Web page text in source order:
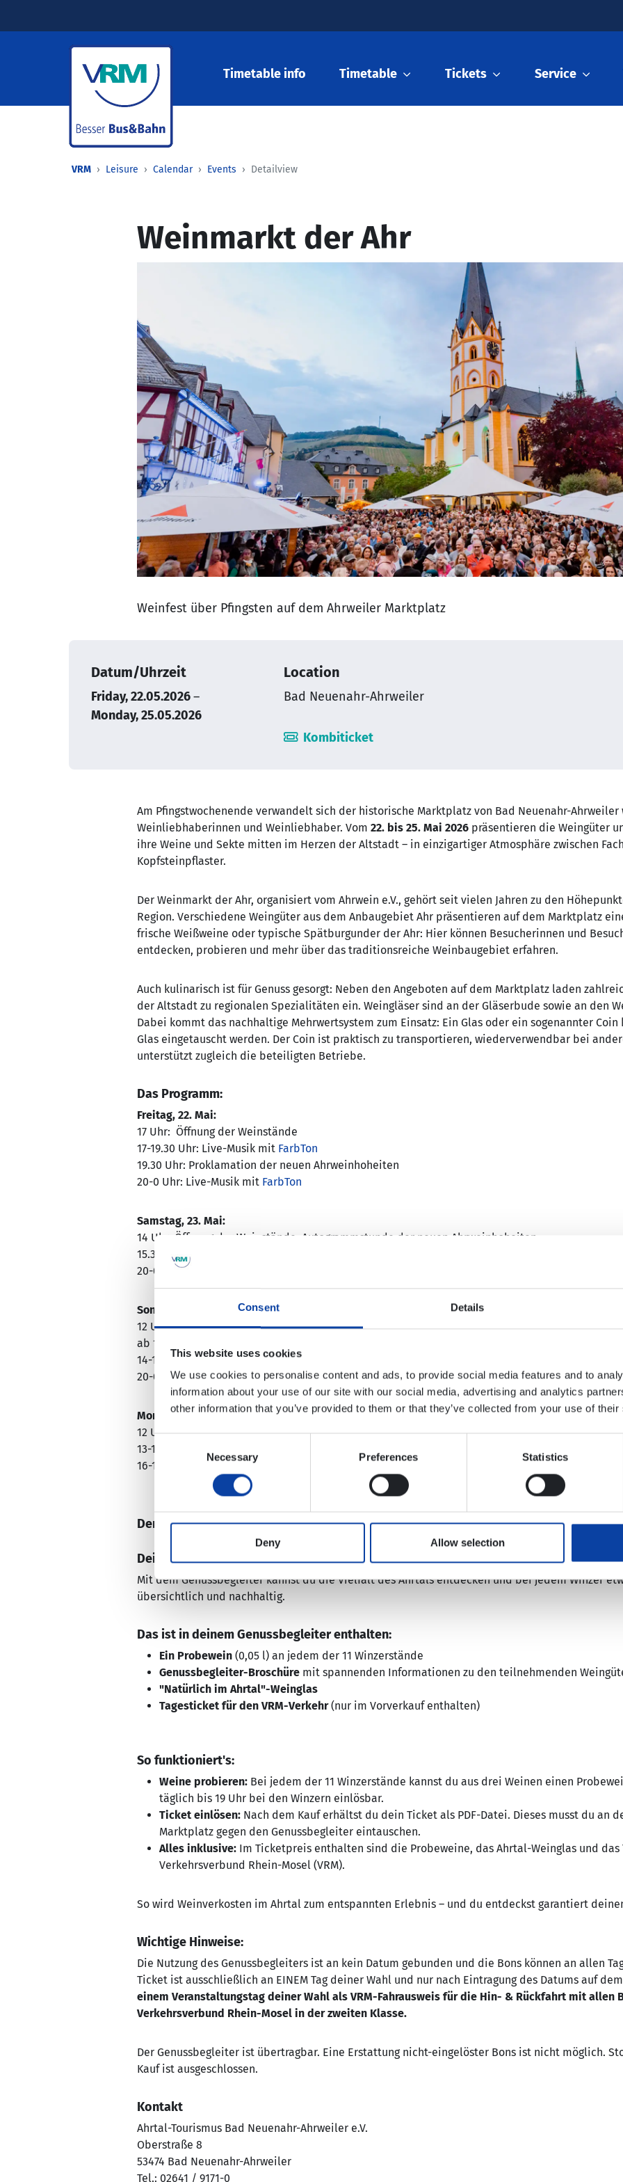
Consent Details
This website uses cookies
We use cookies to personalise content and ads, to provide social media features and to
information about your use of our site with our social media, advertising and analytics
other information that you’ve provided to them or that they’ve collected from your use of
Necessary Preferences Statistics
Deny Allow selection
Timetable info Timetable Tickets Service
VRM Leisure Calendar Events Detailview
Weinmarkt der Ahr
Weinfest über Pfingsten auf dem Ahrweiler Marktplatz
Datum/Uhrzeit
Friday, 22.05.2026–
Monday, 25.05.2026
Location
Bad Neuenahr-Ahrweiler
Kombiticket
Am Pfingstwochenende verwandelt sich der historische Marktplatz von Bad Neuenahr-Ahrweiler
Weinliebhaberinnen und Weinliebhaber. Vom 22. bis 25. Mai 2026präsentieren die Weingüter
ihre Weine und Sekte mitten im Herzen der Altstadt – in einzigartiger Atmosphäre zwischen
Kopfsteinpflaster.
Der Weinmarkt der Ahr, organisiert vom Ahrwein e.V., gehört seit vielen Jahren zu den
Region. Verschiedene Weingüter aus dem Anbaugebiet Ahr präsentieren auf dem Marktplatz
frische Weißweine oder typische Spätburgunder der Ahr: Hier können Besucherinnen und
entdecken, probieren und mehr über das traditionsreiche Weinbaugebiet erfahren.
Auch kulinarisch ist für Genuss gesorgt: Neben den Angeboten auf dem Marktplatz laden
der Altstadt zu regionalen Spezialitäten ein. Weingläser sind an der Gläserbude sowie an den
Dabei kommt das nachhaltige Mehrwertsystem zum Einsatz: Ein Glas oder ein sogenannter Coin
Glas eingetauscht werden. Der Coin ist praktisch zu transportieren, wiederverwendbar bei
unterstützt zugleich die beteiligten Betriebe.
Das Programm:
Freitag, 22. Mai:
17 Uhr: Öffnung der Weinstände
17-19.30 Uhr: Live-Musik mit FarbTon
19.30 Uhr: Proklamation der neuen Ahrweinhoheiten
20-0 Uhr: Live-Musik mit FarbTon
Samstag, 23. Mai:
14 Uhr: Öffnung der Weinstände, Autogrammstunde der neuen Ahrweinhoheiten
15.30-19 Uhr: Live-Musik mit
20-0.30 Uhr: SWR3-Party
Sonntag, 24. Mai:
12 Uhr: Öffnung der Weinstände
ab 13 Uhr: Vorstellung der Weingüter durch die neuen Ahrweinhoheiten
14-19 Uhr: Live-Musik mitSkybagg
20-0.30 Uhr: Live-Musik mitHOTSPOT
Montag, 25. Mai:
12 Uhr: Öffnung der Weinstände
13-15.30 Uhr: Live-Musik mit
16-19 Uhr: Live-Musik mit
Der "Weinmarkt der Ahr"-Genussbegleiter
Dein Wegweiser auf der Suche nach deinem neuen Lieblingswein!
Mit dem Genussbegleiter kannst du die Vielfalt des Ahrtals entdecken und bei jedem Winzer
übersichtlich und nachhaltig.
Das ist in deinem Genussbegleiter enthalten:
Ein Probewein(0,05 l) an jedem der 11 Winzerstände
Genussbegleiter-Broschüremit spannenden Informationen zu den teilnehmenden
"Natürlich im Ahrtal"-Weinglas
Tagesticket für den VRM-Verkehr(nur im Vorverkauf enthalten)
So funktioniert's:
Weine probieren:Bei jedem der 11 Winzerstände kannst du aus drei Weinen einen
täglich bis 19 Uhr bei den Winzern einlösbar.
Ticket einlösen: Nach dem Kauf erhältst du dein Ticket als PDF-Datei. Dieses musst du an
Marktplatz gegen den Genussbegleiter eintauschen.
Alles inklusive:Im Ticketpreis enthalten sind die Probeweine, das Ahrtal-Weinglas und das
Verkehrsverbund Rhein-Mosel (VRM).
So wird Weinverkosten im Ahrtal zum entspannten Erlebnis – und du entdeckst garantiert
Wichtige Hinweise:
Die Nutzung des Genussbegleiters ist an kein Datum gebunden und die Bons können an allen
Ticket ist ausschließlich an EINEM Tag deiner Wahl und nur nach Eintragung des Datums auf
einem Veranstaltungstag deiner Wahl als VRM-Fahrausweis für die Hin- & Rückfahrt mit allen
Verkehrsverbund Rhein-Mosel in der zweiten Klasse.
Der Genussbegleiter ist übertragbar. Eine Erstattung nicht-eingelöster Bons ist nicht möglich.
Kauf ist ausgeschlossen.
Kontakt
Ahrtal-Tourismus Bad Neuenahr-Ahrweiler e.V.
Oberstraße 8
53474 Bad Neuenahr-Ahrweiler
Tel.: 02641 / 9171-0